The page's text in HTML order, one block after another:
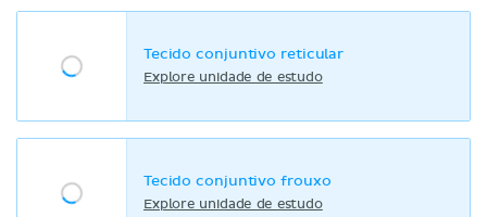
Tecido conjuntivo reticular
Explore unidade de estudo
Tecido conjuntivo frouxo
Explore unidade de estudo